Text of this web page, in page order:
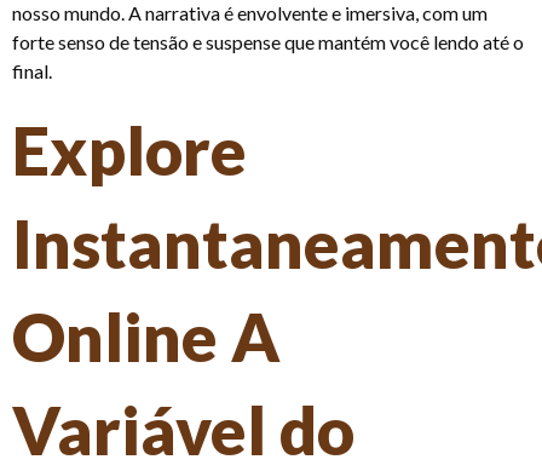
nosso mundo. A narrativa é envolvente e imersiva, com um
forte senso de tensão e suspense que mantém você lendo até o
final.
Explore
Online A
Variável do